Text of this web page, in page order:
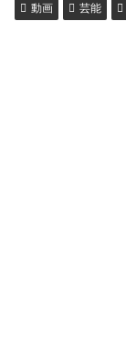
動画 芸能